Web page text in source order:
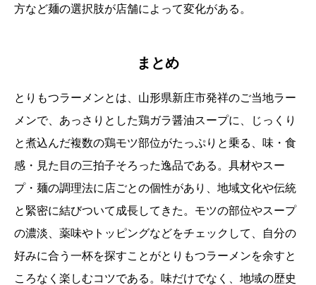
方など麺の選択肢が店舗によって変化がある。
まとめ
とりもつラーメンとは、山形県新庄市発祥のご当地ラー
メンで、あっさりとした鶏ガラ醤油スープに、じっくり
と煮込んだ複数の鶏モツ部位がたっぷりと乗る、味・食
感・見た目の三拍子そろった逸品である。具材やスー
プ・麺の調理法に店ごとの個性があり、地域文化や伝統
と緊密に結びついて成長してきた。モツの部位やスープ
の濃淡、薬味やトッピングなどをチェックして、自分の
好みに合う一杯を探すことがとりもつラーメンを余すと
ころなく楽しむコツである。味だけでなく、地域の歴史